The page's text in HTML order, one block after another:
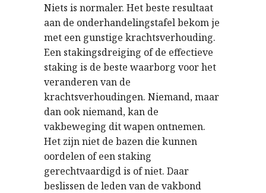
Niets is normaler. Het beste resultaat
aan de onderhandelingstafel bekom je
met een gunstige krachtsverhouding.
Een stakingsdreiging of de effectieve
staking is de beste waarborg voor het
veranderen van de
krachtsverhoudingen. Niemand, maar
dan ook niemand, kan de
vakbeweging dit wapen ontnemen.
Het zijn niet de bazen die kunnen
oordelen of een staking
gerechtvaardigd is of niet. Daar
beslissen de leden van de vakbond